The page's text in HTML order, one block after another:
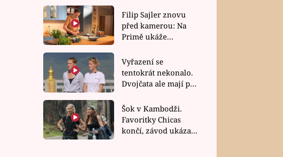
Filip Sajler znovu
před kamerou: Na
Primě ukáže
rychlé recepty
Vyřazení se
tentokrát nekonalo.
Dvojčata ale mají po
závodu nůž na krku
Šok v Kambodži.
Favoritky Chicas
končí, závod ukázal